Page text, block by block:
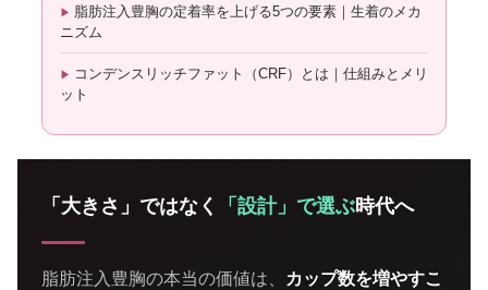
脂肪注入豊胸の定着率を上げる5つの要素｜生着のメカ
ニズム
コンデンスリッチファット（CRF）とは｜仕組みとメリ
ット
「大きさ」ではなく 「設計」で選ぶ時代へ
脂肪注入豊胸の本当の価値は、
カップ数を増やすこ